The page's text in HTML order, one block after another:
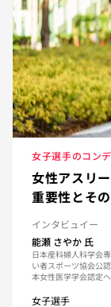
女子選手のコン
女性アスリ
重要性とそ
インタビュイー
能瀬 さやか 氏
日本産科婦人科学会
い者スポーツ協会公
本女性医学学会認定
女子選手